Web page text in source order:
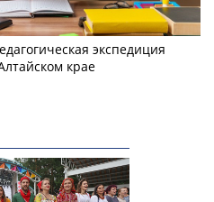
экспедиция
крае